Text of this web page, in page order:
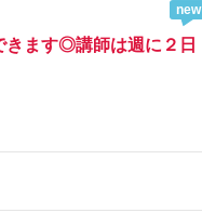
new
きます◎講師は週に２日